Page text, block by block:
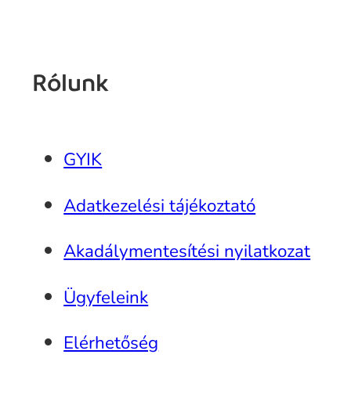
Rólunk
GYIK
Adatkezelési tájékoztató
Akadálymentesítési nyilatkozat
Ügyfeleink
Elérhetőség